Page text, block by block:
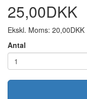
25,00DKK
Ekskl. Moms: 20,00DKK
Antal